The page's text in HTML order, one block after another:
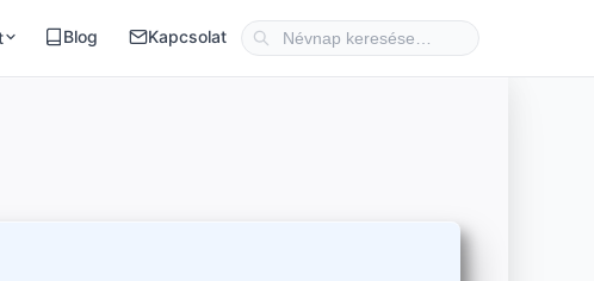
Blog Kapcsolat